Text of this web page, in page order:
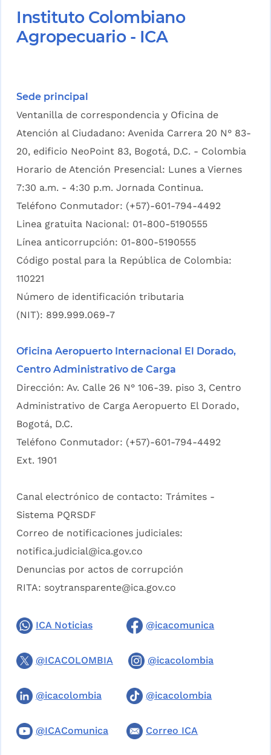
Instituto Colombiano
Agropecuario - ICA
Sede principal
Ventanilla de correspondencia y Oficina de
Atención al Ciudadano: Avenida Carrera 20 N° 83-
20, edificio NeoPoint 83, Bogotá, D.C. - Colombia
Horario de Atención Presencial: Lunes a Viernes
7:30 a.m. - 4:30 p.m. Jornada Continua.
Teléfono Conmutador: (+57)-601-794-4492
Linea gratuita Nacional: 01-800-5190555
Línea anticorrupción: 01-800-5190555
Código postal para la República de Colombia:
110221
Número de identificación tributaria
(NIT): 899.999.069-7
Oficina Aeropuerto Internacional El Dorado,
Centro Administrativo de Carga
Dirección: Av. Calle 26 N° 106-39. piso 3, Centro
Administrativo de Carga Aeropuerto El Dorado,
Bogotá, D.C.
Teléfono Conmutador: (+57)-601-794-4492
Ext. 1901
Canal electrónico de contacto: Trámites -
Sistema PQRSDF
Correo de notificaciones judiciales:
notifica.judicial@ica.gov.co
Denuncias por actos de corrupción
RITA: soytransparente@ica.gov.co
ICA Noticias @icacomunica
@ICACOLOMBIA @icacolombia
@icacolombia @icacolombia
@ICAComunica Correo ICA